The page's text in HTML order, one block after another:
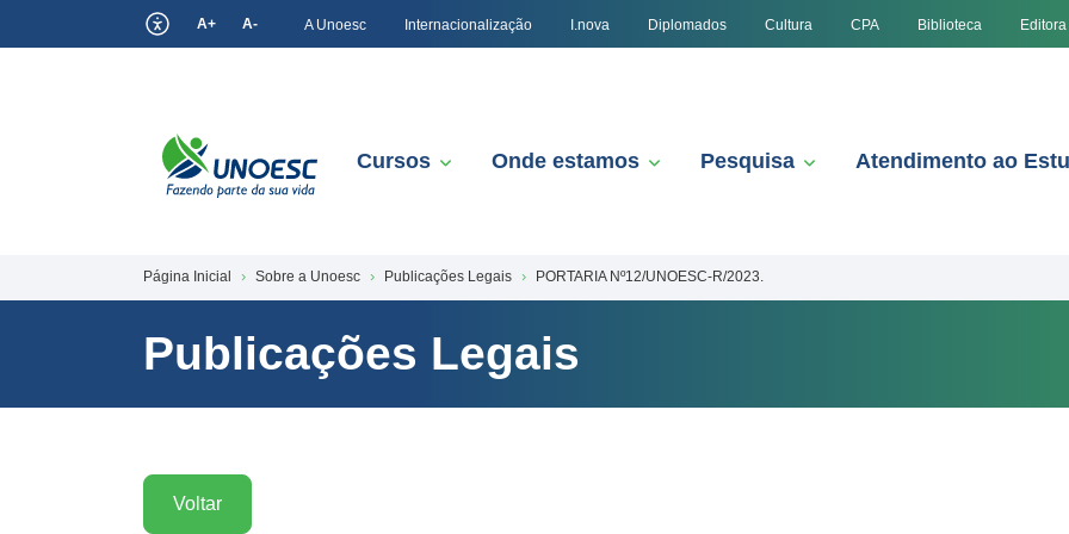
A+ A- A Unoesc Internacionalização I.nova Diplomados Cultura CPA Biblioteca Editora
Cursos Onde estamos Pesquisa Atendimento ao
Página Inicial Sobre a Unoesc Publicações Legais PORTARIA Nº12/UNOESC-R/2023.
Publicações Legais
Voltar